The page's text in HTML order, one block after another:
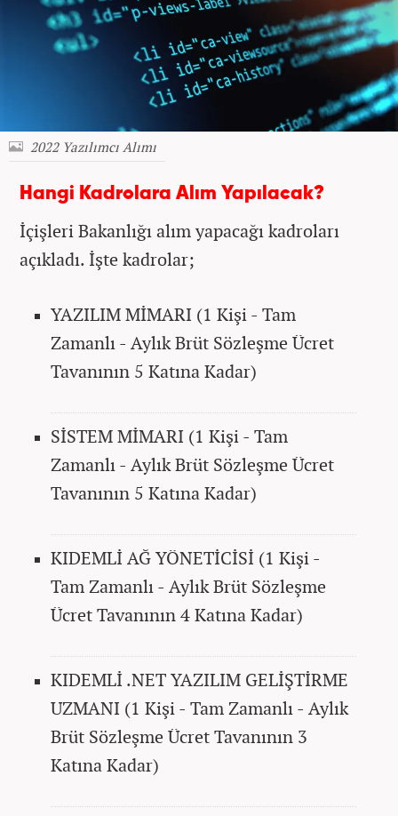
2022 Yazılımcı Alımı
Hangi Kadrolara Alım Yapılacak?
İçişleri Bakanlığı alım yapacağı kadroları
açıkladı. İşte kadrolar;
YAZILIM MİMARI (1 Kişi - Tam
Zamanlı - Aylık Brüt Sözleşme Ücret
Tavanının 5 Katına Kadar)
SİSTEM MİMARI (1 Kişi - Tam
Zamanlı - Aylık Brüt Sözleşme Ücret
Tavanının 5 Katına Kadar)
KIDEMLİ AĞ YÖNETİCİSİ (1 Kişi -
Tam Zamanlı - Aylık Brüt Sözleşme
Ücret Tavanının 4 Katına Kadar)
KIDEMLİ .NET YAZILIM GELİŞTİRME
UZMANI (1 Kişi - Tam Zamanlı - Aylık
Brüt Sözleşme Ücret Tavanının 3
Katına Kadar)